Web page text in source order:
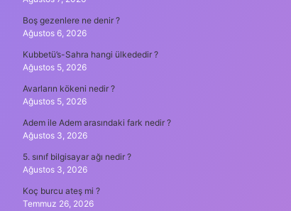
Boş gezenlere ne denir ?
Ağustos 6, 2026
Kubbetü’s-Sahra hangi ülkededir ?
Ağustos 5, 2026
Avarların kökeni nedir ?
Ağustos 5, 2026
Adem ile Adem arasındaki fark nedir ?
Ağustos 3, 2026
5. sınıf bilgisayar ağı nedir ?
Ağustos 3, 2026
Koç burcu ateş mi ?
Temmuz 26, 2026